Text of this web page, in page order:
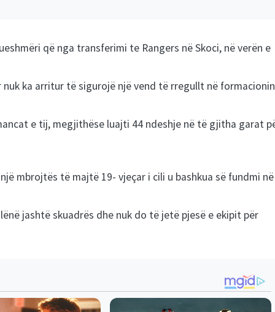
që nga transferimi te Rangers në Skoci, në verën e
ka arritur të sigurojë një vend të rregullt në
e tij, megjithëse luajti 44 ndeshje në të gjitha garat
mbrojtës të majtë 19- vjeçar i cili u bashkua së fundmi në
jashtë skuadrës dhe nuk do të jetë pjesë e ekipit për